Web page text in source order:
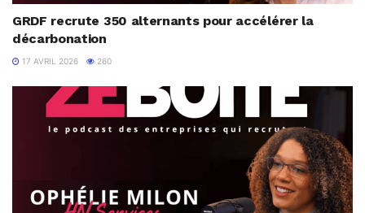
GRDF recrute 350 alternants pour accélérer la
décarbonation
17 AVRIL 2026 260